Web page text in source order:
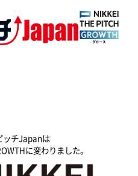
ッチJapanは
に変わりました。